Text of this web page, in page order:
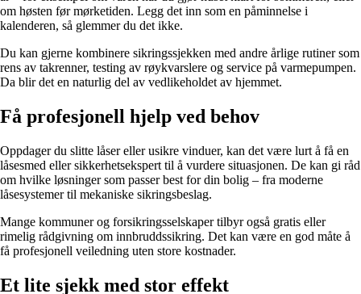
om høsten før mørketiden. Legg det inn som en påminnelse i
kalenderen, så glemmer du det ikke.
Du kan gjerne kombinere sikrings­sjekken med andre årlige rutiner som
rens av takrenner, testing av røykvarslere og service på varmepumpen.
Da blir det en naturlig del av vedlikeholdet av hjemmet.
Få profesjonell hjelp ved behov
Oppdager du slitte låser eller usikre vinduer, kan det være lurt å få en
låsesmed eller sikkerhetsekspert til å vurdere situasjonen. De kan gi råd
om hvilke løsninger som passer best for din bolig – fra moderne
låsesystemer til mekaniske sikringsbeslag.
Mange kommuner og forsikringsselskaper tilbyr også gratis eller
rimelig rådgivning om innbruddssikring. Det kan være en god måte å
få profesjonell veiledning uten store kostnader.
Et lite sjekk med stor effekt